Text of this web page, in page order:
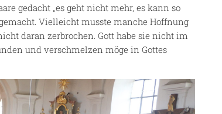
gedacht „es geht nicht mehr, es kann so
Vielleicht musste manche Hoffnung
daran zerbrochen. Gott habe sie nicht im
und verschmelzen möge in Gottes